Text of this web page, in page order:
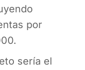
por
sería el